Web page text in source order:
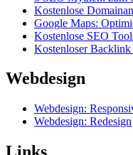
Kostenlose
Google Maps:
Kostenlose SEO
Kostenloser
Webdesign
Webdesign:
Webdesign: Redesign